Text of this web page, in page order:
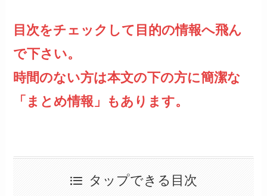
目次をチェックして目的の情報へ飛ん
で下さい。
時間のない方は本文の下の方に簡潔な
「まとめ情報」もあります。
タップできる目次